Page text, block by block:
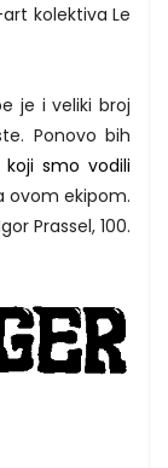
kolektiva Le
je i veliki broj
Ponovo bih
koji smo vodili
ovom ekipom.
Prassel, 100.